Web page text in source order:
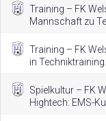
Training – FK
Mannschaft zu
Training – FK
in Techniktraining.
Spielkultur – FK
Hightech: EMS-